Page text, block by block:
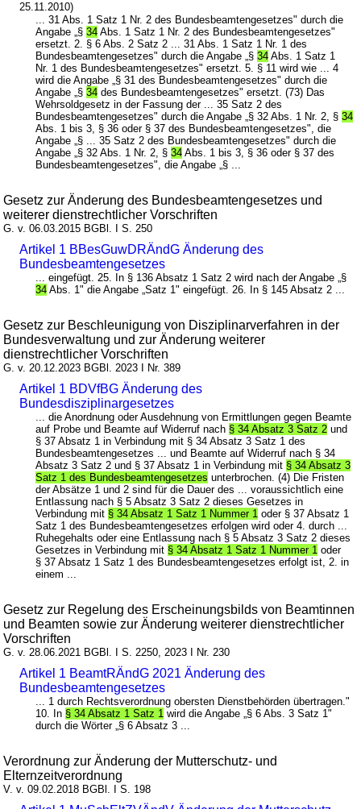
25.11.2010)
... 31 Abs. 1 Satz 1 Nr. 2 des Bundesbeamtengesetzes" durch die
Angabe „§34 Abs. 1 Satz 1 Nr. 2 des Bundesbeamtengesetzes"
ersetzt. 2. § 6 Abs. 2 Satz 2 ... 31 Abs. 1 Satz 1 Nr. 1 des
Bundesbeamtengesetzes" durch die Angabe „§34 Abs. 1 Satz 1
Nr. 1 des Bundesbeamtengesetzes" ersetzt. 5. § 11 wird wie ... 4
wird die Angabe „§ 31 des Bundesbeamtengesetzes" durch die
Angabe „§34 des Bundesbeamtengesetzes" ersetzt. (73) Das
Wehrsoldgesetz in der Fassung der ... 35 Satz 2 des
Bundesbeamtengesetzes" durch die Angabe „§ 32 Abs. 1 Nr. 2, §34
Abs. 1 bis 3, § 36 oder § 37 des Bundesbeamtengesetzes", die
Angabe „§ ... 35 Satz 2 des Bundesbeamtengesetzes" durch die
Angabe „§ 32 Abs. 1 Nr. 2, §34 Abs. 1 bis 3, § 36 oder § 37 des
Bundesbeamtengesetzes", die Angabe „§ ...
Gesetz zur Änderung des Bundesbeamtengesetzes und
weiterer dienstrechtlicher Vorschriften
G. v. 06.03.2015 BGBl. I S. 250
Artikel 1 BBesGuwDRÄndG Änderung des
Bundesbeamtengesetzes
... eingefügt. 25. In § 136 Absatz 1 Satz 2 wird nach der Angabe „§
34 Abs. 1" die Angabe „Satz 1" eingefügt. 26. In § 145 Absatz 2 ...
Gesetz zur Beschleunigung von Disziplinarverfahren in der
Bundesverwaltung und zur Änderung weiterer
dienstrechtlicher Vorschriften
G. v. 20.12.2023 BGBl. 2023 I Nr. 389
Artikel 1 BDVfBG Änderung des
Bundesdisziplinargesetzes
... die Anordnung oder Ausdehnung von Ermittlungen gegen Beamte
auf Probe und Beamte auf Widerruf nach § 34 Absatz 3 Satz 2 und
§ 37 Absatz 1 in Verbindung mit § 34 Absatz 3 Satz 1 des
Bundesbeamtengesetzes ... und Beamte auf Widerruf nach § 34
Absatz 3 Satz 2 und § 37 Absatz 1 in Verbindung mit § 34 Absatz 3
Satz 1 des Bundesbeamtengesetzes unterbrochen. (4) Die Fristen
der Absätze 1 und 2 sind für die Dauer des ... voraussichtlich eine
Entlassung nach § 5 Absatz 3 Satz 2 dieses Gesetzes in
Verbindung mit § 34 Absatz 1 Satz 1 Nummer 1 oder § 37 Absatz 1
Satz 1 des Bundesbeamtengesetzes erfolgen wird oder 4. durch ...
Ruhegehalts oder eine Entlassung nach § 5 Absatz 3 Satz 2 dieses
Gesetzes in Verbindung mit § 34 Absatz 1 Satz 1 Nummer 1 oder
§ 37 Absatz 1 Satz 1 des Bundesbeamtengesetzes erfolgt ist, 2. in
einem ...
Gesetz zur Regelung des Erscheinungsbilds von Beamtinnen
und Beamten sowie zur Änderung weiterer dienstrechtlicher
Vorschriften
G. v. 28.06.2021 BGBl. I S. 2250, 2023 I Nr. 230
Artikel 1 BeamtRÄndG 2021 Änderung des
Bundesbeamtengesetzes
... 1 durch Rechtsverordnung obersten Dienstbehörden übertragen."
10. In § 34 Absatz 1 Satz 1 wird die Angabe „§ 6 Abs. 3 Satz 1"
durch die Wörter „§ 6 Absatz 3 ...
Verordnung zur Änderung der Mutterschutz- und
Elternzeitverordnung
V. v. 09.02.2018 BGBl. I S. 198